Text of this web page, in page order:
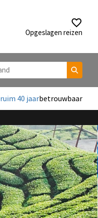
Opgeslagen reizen
ruim 40 jaarbetrouwbaar